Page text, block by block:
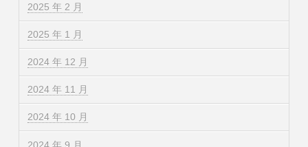
2025 年 2 月
2025 年 1 月
2024 年 12 月
2024 年 11 月
2024 年 10 月
2024 年 9 月